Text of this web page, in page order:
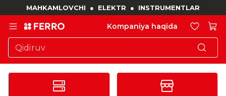
MAHKAMLOVCHI ● ELEKTR ● INSTRUMENTLAR
Kompaniya haqida